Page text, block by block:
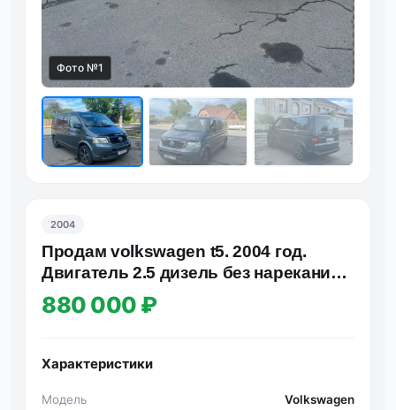
Фото №1
2004
Продам volkswagen t5. 2004 год.
Двигатель 2.5 дизель без нареканий.
Коробка автомат перекл…
880 000 ₽
Характеристики
Модель Volkswagen